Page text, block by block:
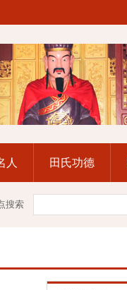
人 田氏功德
搜索